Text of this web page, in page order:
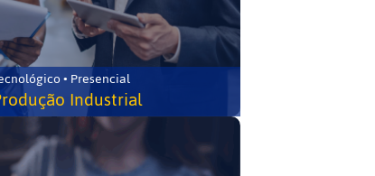
• Presencial
Industrial